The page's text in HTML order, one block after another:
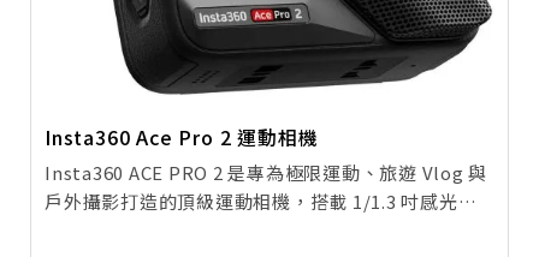
Insta360 Ace Pro 2 運動相機
Insta360 ACE PRO 2 是專為極限運動、旅遊 Vlog 與
戶外攝影打造的頂級運動相機，搭載 1/1.3 吋感光元